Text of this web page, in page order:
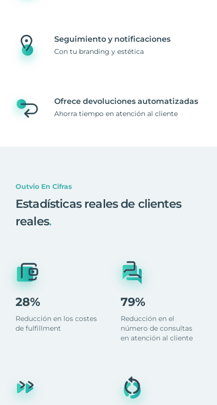
Seguimiento y notificaciones
Con tu branding y estética
Ofrece devoluciones automatizadas
Ahorra tiempo en atención al cliente
Outvio En Cifras
Estadísticas reales de clientes
reales.
28%
Reducción en los costes
de fulfillment
79%
Reducción en el
número de consultas
en atención al cliente